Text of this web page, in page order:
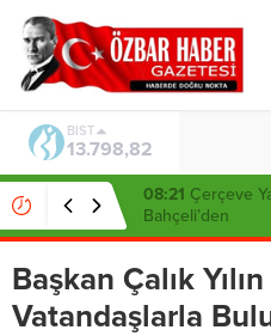
islami
chat
omegla
türk
sohbet
cinsel
sohbet
dini
chat
DOLAR
47,5939
14:35 Şadi
Yanıt:
Başkan Çalık
Vatandaşlarla